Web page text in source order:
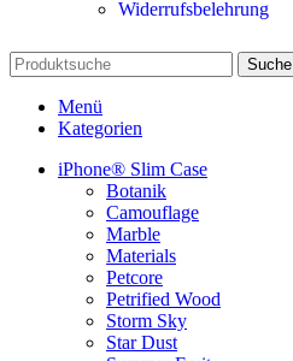
Widerrufsbelehrung
Suche
Menü
Kategorien
iPhone® Slim Case
Botanik
Camouflage
Marble
Materials
Petcore
Petrified Wood
Storm Sky
Star Dust